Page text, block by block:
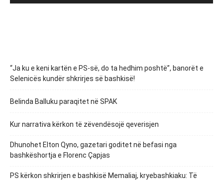
“Ja ku e keni kartën e PS-së, do ta hedhim poshtë”, banorët e
Selenicës kundër shkrirjes së bashkisë!
Belinda Balluku paraqitet në SPAK
Kur narrativa kërkon të zëvendësojë qeverisjen
Dhunohet Elton Qyno, gazetari goditet në befasi nga
bashkëshortja e Florenc Çapjas
PS kërkon shkrirjen e bashkisë Memaliaj, kryebashkiaku: Të